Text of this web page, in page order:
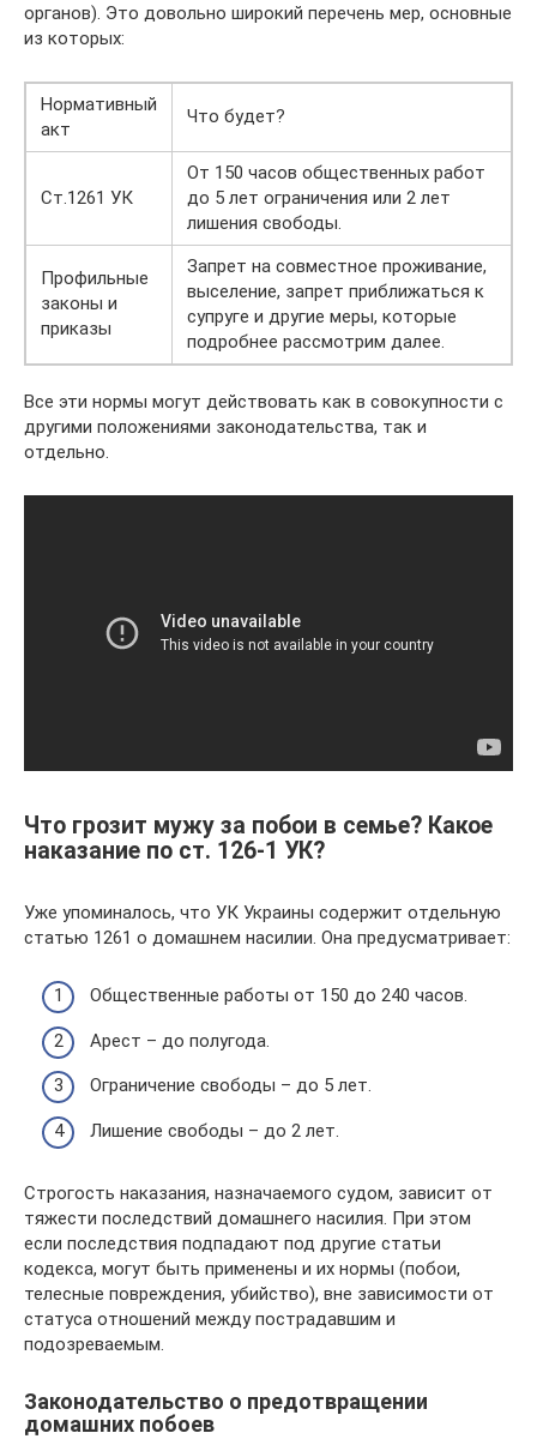
органов). Это довольно широкий перечень мер, основные
из которых:
Нормативный
акт
Что будет?
Ст.1261 УК
От 150 часов общественных работ
до 5 лет ограничения или 2 лет
лишения свободы.
Профильные
законы и
приказы
Запрет на совместное проживание,
выселение, запрет приближаться к
супруге и другие меры, которые
подробнее рассмотрим далее.
Все эти нормы могут действовать как в совокупности с
другими положениями законодательства, так и
отдельно.
Что грозит мужу за побои в семье? Какое
наказание по ст. 126-1 УК?
Уже упоминалось, что УК Украины содержит отдельную
статью 1261 о домашнем насилии. Она предусматривает:
Общественные работы от 150 до 240 часов.
Арест – до полугода.
Ограничение свободы – до 5 лет.
Лишение свободы – до 2 лет.
Строгость наказания, назначаемого судом, зависит от
тяжести последствий домашнего насилия. При этом
если последствия подпадают под другие статьи
кодекса, могут быть применены и их нормы (побои,
телесные повреждения, убийство), вне зависимости от
статуса отношений между пострадавшим и
подозреваемым.
Законодательство о предотвращении
домашних побоев